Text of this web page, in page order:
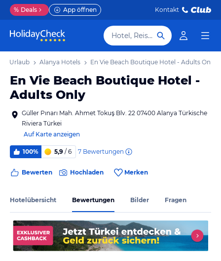
% Deals App öffnen Kontakt
Hotel, Reiseziel
Urlaub Alanya Hotels En Vie Beach Boutique Hotel - Adults Only
En Vie Beach Boutique Hotel -
Adults Only
Güller Pınarı Mah. Ahmet Tokuş Blv. 22 07400 Alanya Türkische
Riviera Türkei
Auf Karte anzeigen
100% 5,9 / 6 7 Bewertungen
Bewerten Hochladen Merken
Hotelübersicht Bewertungen Bilder Fragen